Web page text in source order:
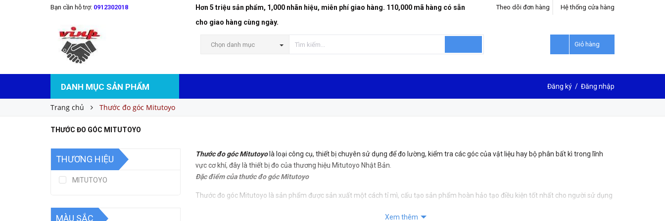
Bạn cần hỗ trợ: 0912302018
Hơn 5 triệu sản phẩm, 1,000 nhãn hiệu, miễn phí giao hàng. 110,000 mã hàng có sẵn
cho giao hàng cùng ngày.
Hệ thống cửa hàng
Theo dõi đơn hàng
Chọn danh mục Giỏ hàng
DANH MỤC SẢN PHẨM Đăng ký / Đăng nhập
Trang chủ Thước đo góc Mitutoyo
THƯỚC ĐO GÓC MITUTOYO
Thước đo góc Mitutoyolà loại công cụ, thiết bị chuyên sử dụng để đo lường, kiểm tra các góc của vật liệu hay bộ phân bất kì trong lĩnh
vực cơ khí, đây là thiết bị đo của thương hiệu Mitutoyo Nhật Bản.
Đặc điểm của thước đo góc Mitutoyo
Thước đo góc Mitutoyo là sản phẩm được sản xuất một cách tỉ mì, cấu tạo sản phẩm hoàn hảo tạo điều kiện tốt nhất cho người sử dụng
Xem thêm
THƯƠNG HIỆU
MITUTOYO
MÀU SẮC